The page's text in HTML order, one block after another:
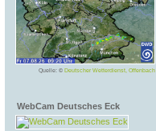
Quelle: © Deutscher Wetterdienst, Offenbach
WebCam Deutsches Eck